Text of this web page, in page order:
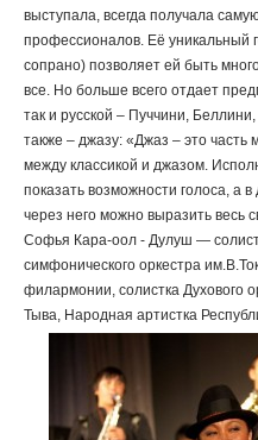
выступала, всегда получала
профессионалов. Её уникальный
сопрано) позволяет ей быть
все. Но больше всего отдает
так и русской – Пуччини,
также – джазу: «Джаз – это часть
между классикой и джазом.
показать возможности голоса, а
через него можно выразить весь
Софья Кара-оол - Дулуш —
симфонического оркестра
филармонии, солистка Духового
Тыва, Народная артистка